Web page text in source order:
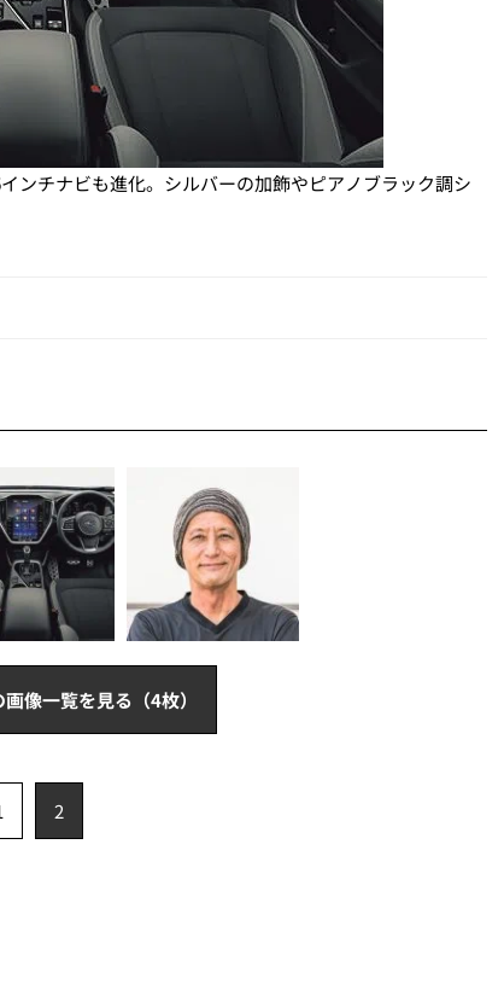
ンチナビも進化。シルバーの加飾やピアノブラック調シ
像一覧を見る（4枚）
2